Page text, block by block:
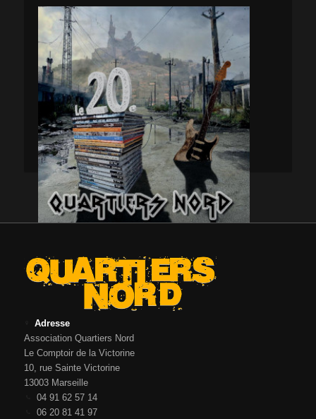
Adresse
Association Quartiers Nord
Le Comptoir de la Victorine
10, rue Sainte Victorine
13003 Marseille
04 91 62 57 14
06 20 81 41 97